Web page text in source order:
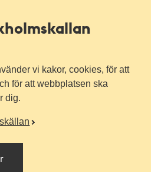
vi kakor, cookies, för att
för att webbplatsen ska
dig.